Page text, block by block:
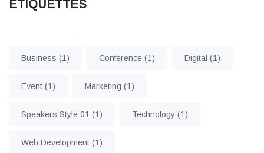
ÉTIQUETTES
Business (1) Conference (1) Digital (1)
Event (1) Marketing (1)
Speakers Style 01 (1) Technology (1)
Web Development (1)